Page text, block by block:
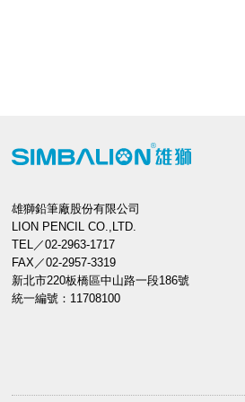
雄獅鉛筆廠股份有限公司
LION PENCIL CO.,LTD.
TEL／02-2963-1717
FAX／02-2957-3319
新北市220板橋區中山路一段186號
統一編號：11708100